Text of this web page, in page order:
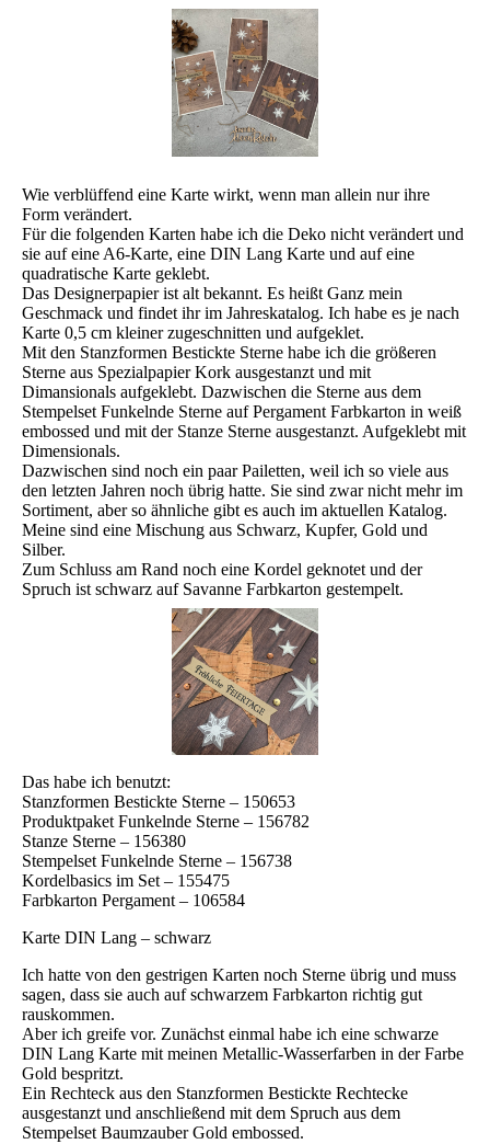
Wie verblüffend eine Karte wirkt, wenn man allein nur ihre
Form verändert.
Für die folgenden Karten habe ich die Deko nicht verändert und
sie auf eine A6-Karte, eine DIN Lang Karte und auf eine
quadratische Karte geklebt.
Das Designerpapier ist alt bekannt. Es heißt Ganz mein
Geschmack und findet ihr im Jahreskatalog. Ich habe es je nach
Karte 0,5 cm kleiner zugeschnitten und aufgeklet.
Mit den Stanzformen Bestickte Sterne habe ich die größeren
Sterne aus Spezialpapier Kork ausgestanzt und mit
Dimansionals aufgeklebt. Dazwischen die Sterne aus dem
Stempelset Funkelnde Sterne auf Pergament Farbkarton in weiß
embossed und mit der Stanze Sterne ausgestanzt. Aufgeklebt mit
Dimensionals.
Dazwischen sind noch ein paar Pailetten, weil ich so viele aus
den letzten Jahren noch übrig hatte. Sie sind zwar nicht mehr im
Sortiment, aber so ähnliche gibt es auch im aktuellen Katalog.
Meine sind eine Mischung aus Schwarz, Kupfer, Gold und
Silber.
Zum Schluss am Rand noch eine Kordel geknotet und der
Spruch ist schwarz auf Savanne Farbkarton gestempelt.
Das habe ich benutzt:
Stanzformen Bestickte Sterne – 150653
Produktpaket Funkelnde Sterne – 156782
Stanze Sterne – 156380
Stempelset Funkelnde Sterne – 156738
Kordelbasics im Set – 155475
Farbkarton Pergament – 106584
Karte DIN Lang – schwarz
Ich hatte von den gestrigen Karten noch Sterne übrig und muss
sagen, dass sie auch auf schwarzem Farbkarton richtig gut
rauskommen.
Aber ich greife vor. Zunächst einmal habe ich eine schwarze
DIN Lang Karte mit meinen Metallic-Wasserfarben in der Farbe
Gold bespritzt.
Ein Rechteck aus den Stanzformen Bestickte Rechtecke
ausgestanzt und anschließend mit dem Spruch aus dem
Stempelset Baumzauber Gold embossed.